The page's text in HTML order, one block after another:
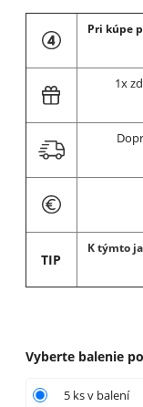
Pri kúpe
1x
TIP
K týmto
Vyberte balenie
5 ks v balení